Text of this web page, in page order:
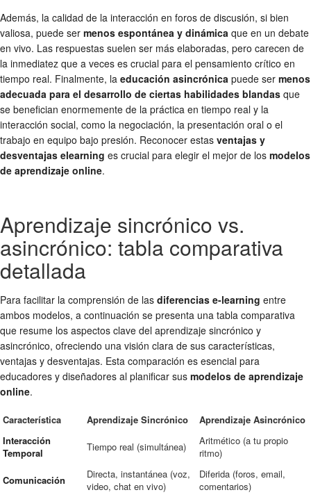
Además, la calidad de la interacción en foros de discusión, si bien
valiosa, puede ser menos espontánea y dinámica que en un debate
en vivo. Las respuestas suelen ser más elaboradas, pero carecen de
la inmediatez que a veces es crucial para el pensamiento crítico en
tiempo real. Finalmente, la educación asincrónica puede ser menos
adecuada para el desarrollo de ciertas habilidades blandas que
se benefician enormemente de la práctica en tiempo real y la
interacción social, como la negociación, la presentación oral o el
trabajo en equipo bajo presión. Reconocer estas ventajas y
desventajas elearning es crucial para elegir el mejor de los modelos
de aprendizaje online.
Aprendizaje sincrónico vs.
asincrónico: tabla comparativa
detallada
Para facilitar la comprensión de las diferencias e-learning entre
ambos modelos, a continuación se presenta una tabla comparativa
que resume los aspectos clave del aprendizaje sincrónico y
asincrónico, ofreciendo una visión clara de sus características,
ventajas y desventajas. Esta comparación es esencial para
educadores y diseñadores al planificar sus modelos de aprendizaje
online.
Característica Aprendizaje Sincrónico
Aprendizaje Asincrónico
Interacción
Temporal
Tiempo real (simultánea)
Aritmético (a tu propio
ritmo)
Comunicación
Directa, instantánea (voz,
video, chat en vivo)
Diferida (foros, email,
comentarios)